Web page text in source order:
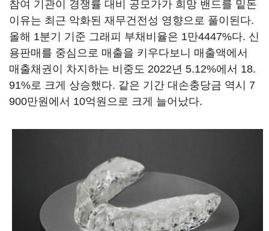
참여 기관이 경쟁률 대비 공모가가 희망 밴드를 밑돈
이유는 최근 악화된 재무건전성 영향으로 풀이된다.
올해 1분기 기준 그래피 부채비율은 1만4447%다. 신
용판매를 중심으로 매출을 키우다보니 매출액에서
매출채권이 차지하는 비중도 2022년 5.12%에서 18.
91%로 크게 상승했다. 같은 기간 대손충당금 역시 7
900만원에서 10억원으로 크게 늘어났다.